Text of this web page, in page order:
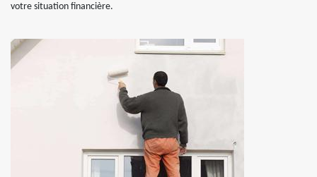
votre situation financière.